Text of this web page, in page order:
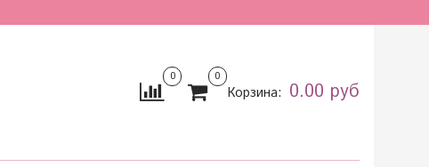
0 0
Корзина: 0.00 руб